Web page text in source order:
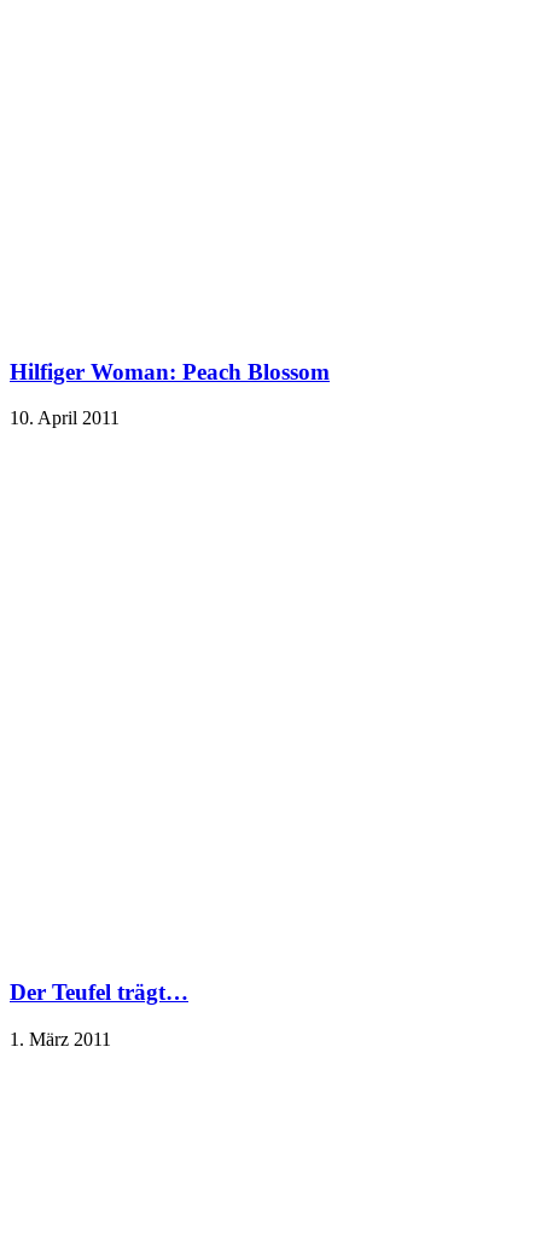
Hilfiger Woman: Peach Blossom
10. April 2011
Der Teufel trägt…
1. März 2011